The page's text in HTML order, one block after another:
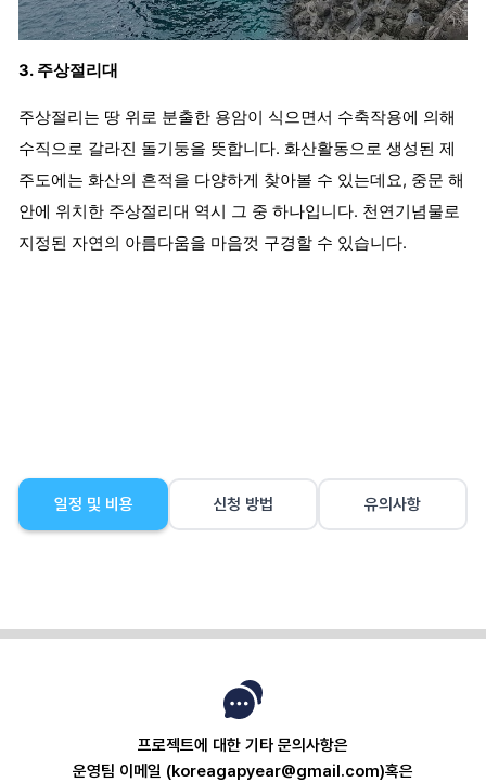
3. 주상절리대
주상절리는 땅 위로 분출한 용암이 식으면서 수축작용에 의해
수직으로 갈라진 돌기둥을 뜻합니다. 화산활동으로 생성된 제
주도에는 화산의 흔적을 다양하게 찾아볼 수 있는데요, 중문 해
안에 위치한 주상절리대 역시 그 중 하나입니다. 천연기념물로
지정된 자연의 아름다움을 마음껏 구경할 수 있습니다.
일정 및 비용 신청 방법 유의사항
프로젝트에 대한 기타 문의사항은
운영팀 이메일 (koreagapyear@gmail.com)혹은